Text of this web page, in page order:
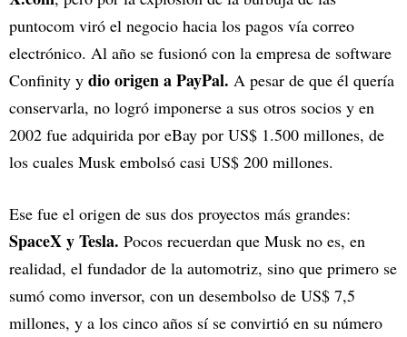
puntocom viró el negocio hacia los pagos vía correo
electrónico. Al año se fusionó con la empresa de software
Confinity y dio origen a PayPal. A pesar de que él quería
conservarla, no logró imponerse a sus otros socios y en
2002 fue adquirida por eBay por US$ 1.500 millones, de
los cuales Musk embolsó casi US$ 200 millones.
Ese fue el origen de sus dos proyectos más grandes:
SpaceX y Tesla. Pocos recuerdan que Musk no es, en
realidad, el fundador de la automotriz, sino que primero se
sumó como inversor, con un desembolso de US$ 7,5
millones, y a los cinco años sí se convirtió en su número